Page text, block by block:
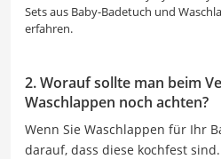
Sets aus Baby-Badetuch und
erfahren.
2. Worauf sollte man beim
Waschlappen noch achten?
Wenn Sie Waschlappen für Ihr
darauf, dass diese kochfest